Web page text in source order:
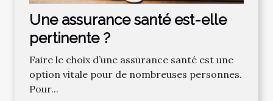
Une assurance santé est-elle
pertinente ?
Faire le choix d’une assurance santé est une
option vitale pour de nombreuses personnes.
Pour...